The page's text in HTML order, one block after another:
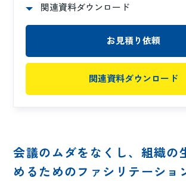
会議のムダをなくし、組織の
めるためのファシリテーショ
関連資料ダウンロード
お見積り依頼
関連資料ダウンロード